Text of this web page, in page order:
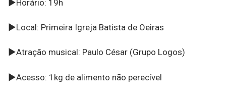
►Horário: 19h
►Local: Primeira Igreja Batista de Oeiras
►Atração musical: Paulo César (Grupo Logos)
►Acesso: 1kg de alimento não perecível